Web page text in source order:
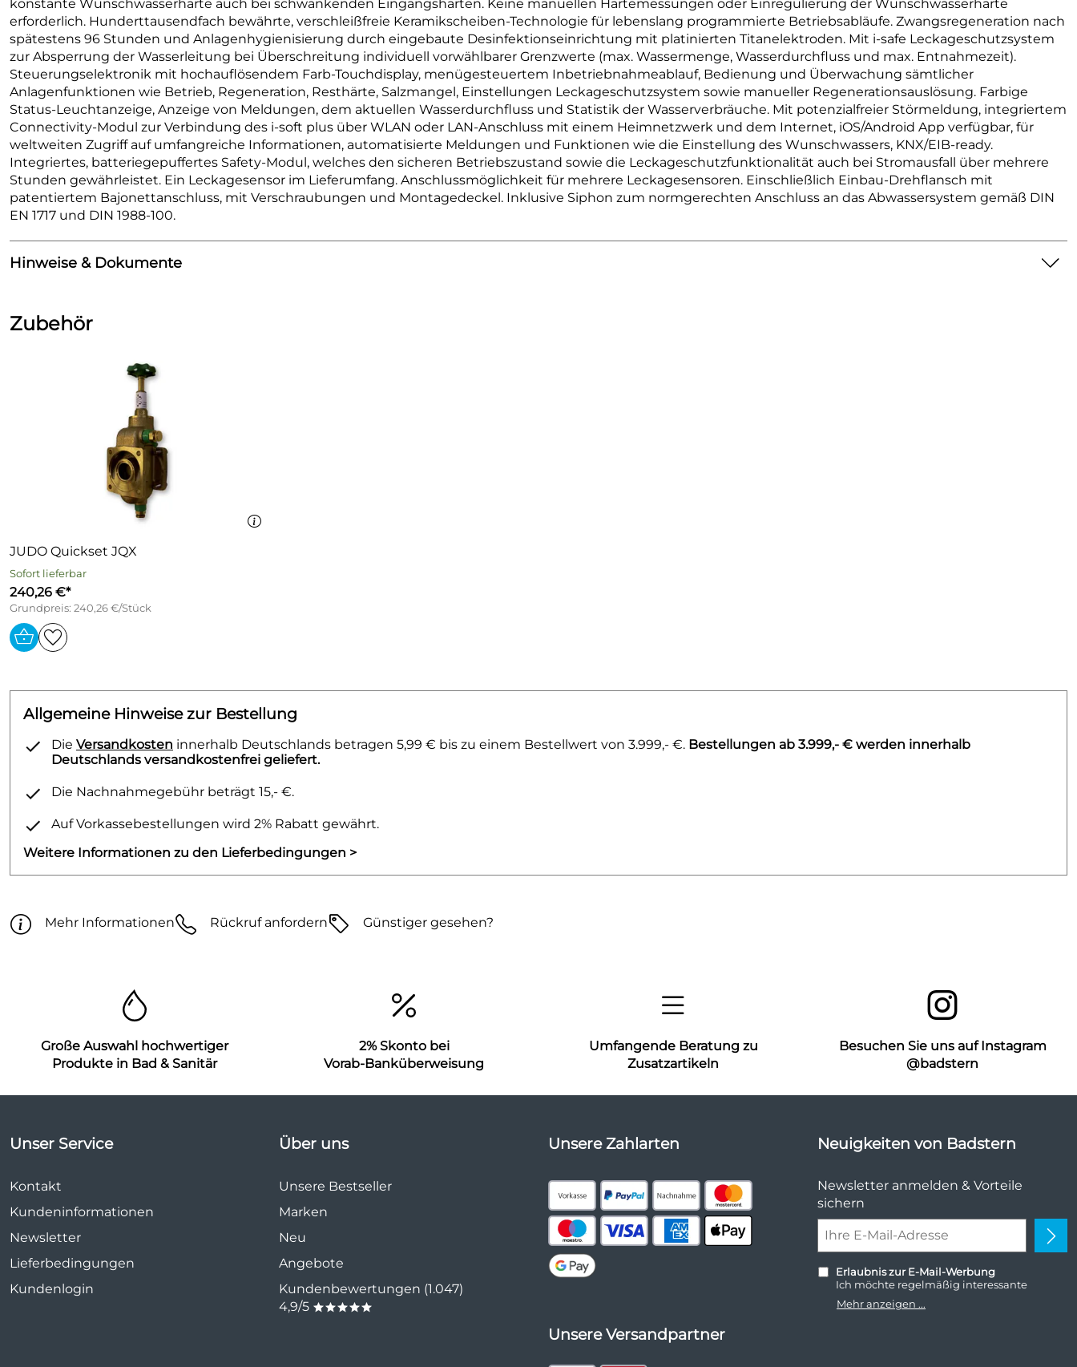
konstante Wunschwasserhärte auch bei schwankenden Eingangshärten. Keine manuellen Härtemessungen oder Einregulierung der Wunschwasserhärte
erforderlich. Hunderttausendfach bewährte, verschleißfreie Keramikscheiben-Technologie für lebenslang programmierte Betriebsabläufe. Zwangsregeneration nach
spätestens 96 Stunden und Anlagenhygienisierung durch eingebaute Desinfektionseinrichtung mit platinierten Titanelektroden. Mit i-safe Leckageschutzsystem
zur Absperrung der Wasserleitung bei Überschreitung individuell vorwählbarer Grenzwerte (max. Wassermenge, Wasserdurchfluss und max. Entnahmezeit).
Steuerungselektronik mit hochauflösendem Farb-Touchdisplay, menügesteuertem Inbetriebnahmeablauf, Bedienung und Überwachung sämtlicher
Anlagenfunktionen wie Betrieb, Regeneration, Resthärte, Salzmangel, Einstellungen Leckageschutzsystem sowie manueller Regenerationsauslösung. Farbige
Status-Leuchtanzeige, Anzeige von Meldungen, dem aktuellen Wasserdurchfluss und Statistik der Wasserverbräuche. Mit potenzialfreier Störmeldung, integriertem
Connectivity-Modul zur Verbindung des i-soft plus über WLAN oder LAN-Anschluss mit einem Heimnetzwerk und dem Internet, iOS/Android App verfügbar, für
weltweiten Zugriff auf umfangreiche Informationen, automatisierte Meldungen und Funktionen wie die Einstellung des Wunschwassers, KNX/EIB-ready.
Integriertes, batteriegepuffertes Safety-Modul, welches den sicheren Betriebszustand sowie die Leckageschutzfunktionalität auch bei Stromausfall über mehrere
Stunden gewährleistet. Ein Leckagesensor im Lieferumfang. Anschlussmöglichkeit für mehrere Leckagesensoren. Einschließlich Einbau-Drehflansch mit
patentiertem Bajonettanschluss, mit Verschraubungen und Montagedeckel. Inklusive Siphon zum normgerechten Anschluss an das Abwassersystem gemäß DIN
EN 1717 und DIN 1988-100.
Hinweise & Dokumente
Weitere Informationen zu iSoft Plus (17kB)
Zubehör
JUDO Quickset JQX
Sofort lieferbar
240,26 €*
Grundpreis: 240,26 €/Stück
Allgemeine Hinweise zur Bestellung
Die Versandkosten innerhalb Deutschlands betragen 5,99 € bis zu einem Bestellwert von 3.999,- €. Bestellungen ab 3.999,- € werden innerhalb
Deutschlands versandkostenfrei geliefert.
Die Nachnahmegebühr beträgt 15,- €.
Auf Vorkassebestellungen wird 2% Rabatt gewährt.
Weitere Informationen zu den Lieferbedingungen >
Mehr Informationen Rückruf anfordern Günstiger gesehen?
Große Auswahl hochwertiger
Produkte in Bad & Sanitär
2% Skonto bei
Vorab-Banküberweisung
Umfangende Beratung zu
Zusatzartikeln
Besuchen Sie uns auf Instagram
@badstern
Unser Service
Kontakt
Kundeninformationen
Newsletter
Lieferbedingungen
Kundenlogin
Über uns
Unsere Bestseller
Marken
Neu
Angebote
Kundenbewertungen (1.047)
4,9/5 *****
Unsere Zahlarten
Unsere Versandpartner
Neuigkeiten von Badstern
Newsletter anmelden & Vorteile
sichern
Erlaubnis zur E-Mail-Werbung
Ich möchte regelmäßig interessante
Mail-Adresse wird nicht an andere
Mehr anzeigen ...